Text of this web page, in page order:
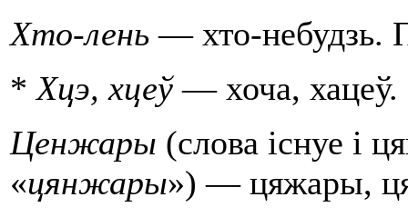
Хто-лень — хто-небудзь.
* Хцэ, хцеў— хоча, хацеў.
Ценжары (слова iснуе i
«цянжа­ры») — цяжары,